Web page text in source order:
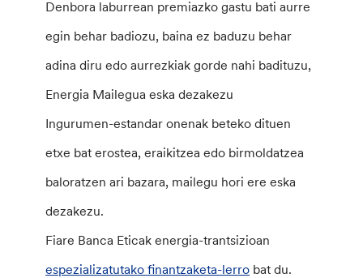
Denbora laburrean premiazko gastu bati aurre
egin behar badiozu, baina ez baduzu behar
adina diru edo aurrezkiak gorde nahi badituzu,
Energia Mailegua eska dezakezu
Ingurumen-estandar onenak beteko dituen
etxe bat erostea, eraikitzea edo birmoldatzea
baloratzen ari bazara, mailegu hori ere eska
dezakezu.
Fiare Banca Eticak energia-trantsizioan
espezializatutako finantzaketa-lerro bat du.